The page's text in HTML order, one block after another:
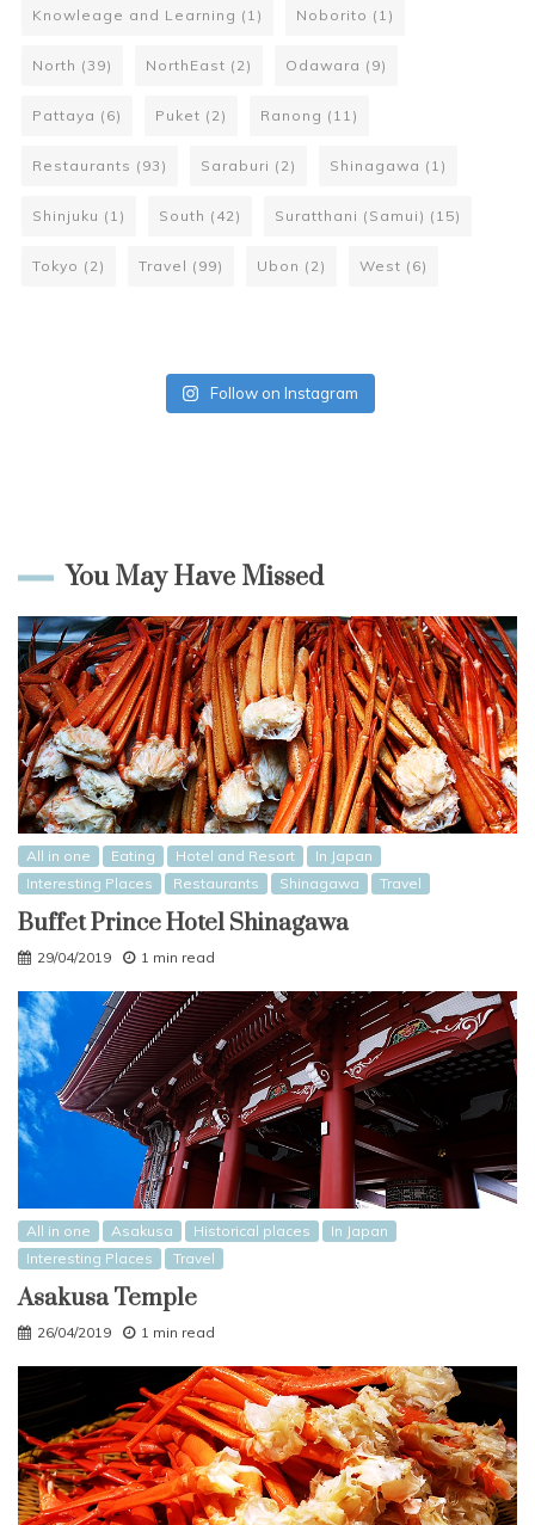
Knowleage and Learning (1) Noborito (1)
North (39) NorthEast (2) Odawara (9)
Pattaya (6) Puket (2) Ranong (11)
Restaurants (93) Saraburi (2) Shinagawa (1)
Shinjuku (1) South (42) Suratthani (Samui) (15)
Tokyo (2) Travel (99) Ubon (2) West (6)
Follow on Instagram
You May Have Missed
All in one Eating Hotel and Resort
In Japan
Interesting Places
Restaurants Shinagawa Travel
Buffet Prince Hotel Shinagawa
29/04/2019 1 min read
All in one Asakusa Historical places
In Japan
Interesting Places
Travel
Asakusa Temple
26/04/2019 1 min read